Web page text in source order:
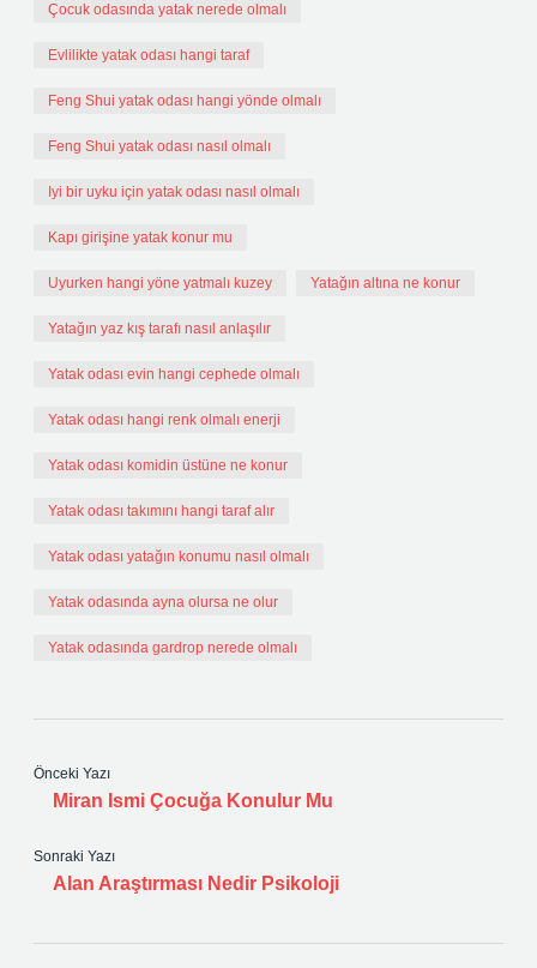
Çocuk odasında yatak nerede olmalı
Evlilikte yatak odası hangi taraf
Feng Shui yatak odası hangi yönde olmalı
Feng Shui yatak odası nasıl olmalı
Iyi bir uyku için yatak odası nasıl olmalı
Kapı girişine yatak konur mu
Uyurken hangi yöne yatmalı kuzey Yatağın altına ne konur
Yatağın yaz kış tarafı nasıl anlaşılır
Yatak odası evin hangi cephede olmalı
Yatak odası hangi renk olmalı enerji
Yatak odası komidin üstüne ne konur
Yatak odası takımını hangi taraf alır
Yatak odası yatağın konumu nasıl olmalı
Yatak odasında ayna olursa ne olur
Yatak odasında gardrop nerede olmalı
Önceki Yazı
Miran Ismi Çocuğa Konulur Mu
Sonraki Yazı
Alan Araştırması Nedir Psikoloji